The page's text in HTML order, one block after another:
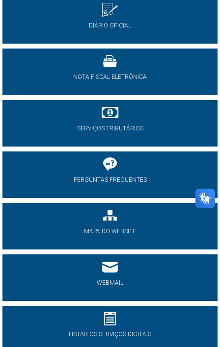
DIÁRIO OFICIAL
NOTA FISCAL ELETRÔNICA
SERVIÇOS TRIBUTÁRIOS
PERGUNTAS FREQUENTES
MAPA DO WEBSITE
WEBMAIL
LISTAR OS SERVIÇOS DIGITAIS